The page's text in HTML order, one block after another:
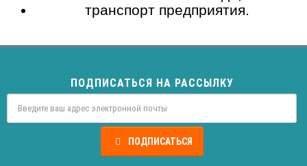
транспорт предприятия.
ПОДПИСАТЬСЯ НА РАССЫЛКУ
ПОДПИСАТЬСЯ